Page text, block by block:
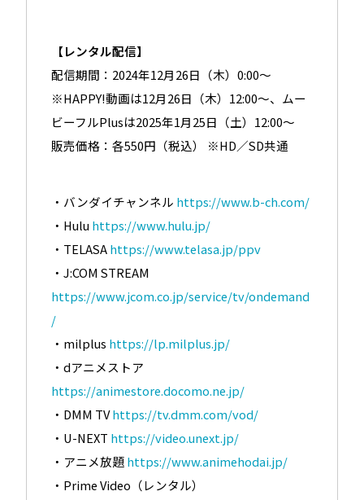
【レンタル配信】
配信期間：2024年12月26日（木）0:00～
※HAPPY!動画は12月26日（木）12:00～、ムー
ビーフルPlusは2025年1月25日（土）12:00～
販売価格：各550円（税込） ※HD／SD共通
・バンダイチャンネル https://www.b-ch.com/
・Hulu https://www.hulu.jp/
・TELASAhttps://www.telasa.jp/ppv
・J:COM STREAM
https://www.jcom.co.jp/service/tv/ondemand
/
・milplus https://lp.milplus.jp/
・dアニメストア
https://animestore.docomo.ne.jp/
・DMM TVhttps://tv.dmm.com/vod/
・U-NEXT https://video.unext.jp/
・アニメ放題https://www.animehodai.jp/
・Prime Video（レンタル）